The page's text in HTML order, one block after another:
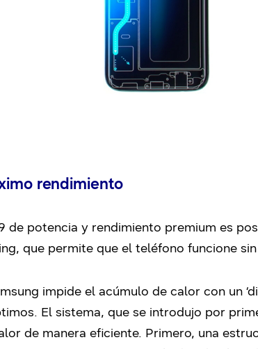
rendimiento
de potencia y rendimiento premium es
que permite que el teléfono funcione
impide el acúmulo de calor con un
El sistema, que se introdujo por
de manera eficiente. Primero, una